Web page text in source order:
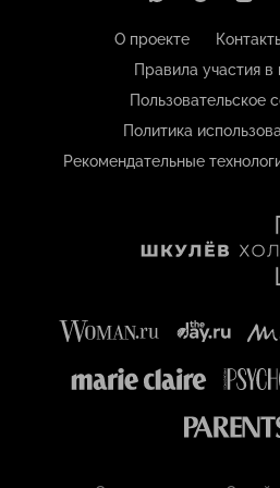
О проекте
Правила участия в
Пользовательское
Политика
Рекомендательные